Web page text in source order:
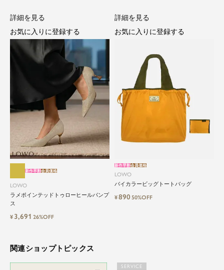
気軽に楽しめる低価格でトレンドを取
り入れたファッションブランド
LOWO（ロワ）は、アパレルはもちろん、インナ
ー、バッグやシューズ、小物まで、驚くほどリー
ズナブルにラインナップ。
毎日のコーデに、ちょっとした変化を。いつもの
自分に、ちょっとした彩りを。
LOWOは、頑張りすぎないおしゃれを応援しま
す。
LOWO
ラメポインテッドトゥローヒールパンプ
ス
新作早割会員価格
¥ 3,691 26%OFF
詳細を見る
お気に入りに登録する
LOWO
バイカラービッグトートバッグ
新作早割会員価格
¥89050%OFF
詳細を見る
お気に入りに登録する
関連ショップトピックス
SERVICE